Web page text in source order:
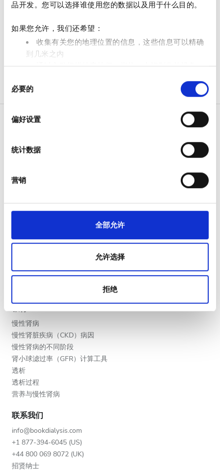
品开发。您可以选择谁使用您的数据以及用于什么目的。
如果您允许，我们还希望：
收集有关您的地理位置的信息，这些信息可以精确
到几米之内
通过主动扫描特定特征（指纹）来识别您的设备
查找有关您的个人数据如何处理的更多信息，
并设置您的首选项。您可随时从Cookie声明中更改或撤回
我们使用 Cookie 来制作贴合用户需求的内容与广告、提供
体、广告和分析合作伙伴分享您对我们网站的使用情况，
选
必要的
偏好设置
统计数据
营销
全部允许
允许选择
拒绝
电视屏幕
免费接送
免费停车
100 - 200 欧元
下午
深夜
评分
好
非常好
优秀
病人
为什么选择 bookdialysis.com
旅行透析博客
医疗服务提供者
提供者的福利
教育
慢性肾病
慢性肾脏疾病（CKD）病因
慢性肾病的不同阶段
肾小球滤过率（GFR）计算工具
透析
透析过程
营养与慢性肾病
联系我们
info@bookdialysis.com
+1 877-394-6045 (US)
+44 800 069 8072 (UK)
招贤纳士